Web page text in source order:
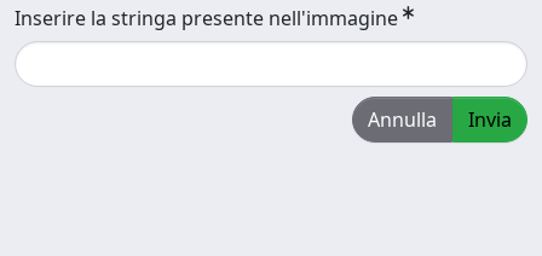
Inserire la stringa presente nell'immagine
Annulla Invia